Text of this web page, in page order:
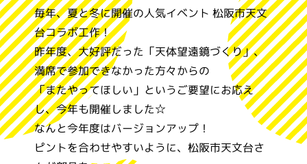
毎年、夏と冬に開催の人気イベント 松阪市天文
台コラボ工作！
昨年度、大好評だった「天体望遠鏡づくり」、
満席で参加できなかった方々からの
「またやってほしい」というご要望にお応え
し、今年も開催しました☆
なんと今年度はバージョンアップ！
ピントを合わせやすいように、松阪市天文台さ